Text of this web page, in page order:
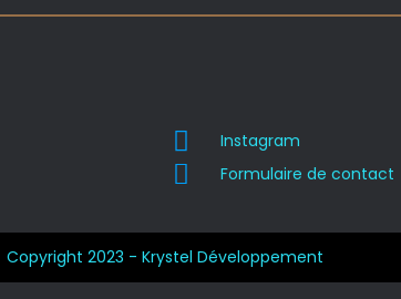
Instagram
Formulaire de contact
Copyright 2023 - Krystel Développement